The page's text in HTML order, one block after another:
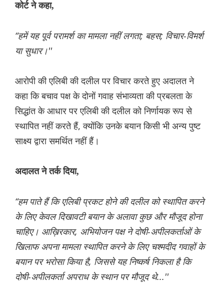
कोर्ट ने कहा,
“हमें यह पूर्व परामर्श का मामला नहीं लगता; बहस; विचार-विमर्श
या सुधार।''
आरोपी की एलिबी की दलील पर विचार करते हुए अदालत ने
कहा कि बचाव पक्ष के दोनों गवाह संभाव्यता की प्रबलता के
सिद्धांत के आधार पर एलिबी की दलील को निर्णायक रूप से
स्थापित नहीं करते हैं, क्योंकि उनके बयान किसी भी अन्य पुष्ट
साक्ष्य द्वारा समर्थित नहीं हैं।
अदालत ने तर्क दिया,
“हम पाते हैं कि एलिबी प्रकट होने की दलील को स्थापित करने
के लिए केवल दिखावटी बयान के अलावा कुछ और मौजूद होना
चाहिए। आख़िरकार, अभियोजन पक्ष ने दोषी-अपीलकर्ताओं के
खिलाफ अपना मामला स्थापित करने के लिए चश्मदीद गवाहों के
बयान पर भरोसा किया है, जिससे यह निष्कर्ष निकला है कि
दोषी-अपीलकर्ता अपराध के स्थान पर मौजूद थे...''